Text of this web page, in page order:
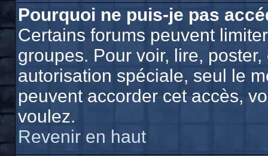
Pourquoi ne puis-je pas
Certains forums peuvent
groupes. Pour voir, lire,
autorisation spéciale, seul le
peuvent accorder cet accès,
voulez.
Revenir en haut